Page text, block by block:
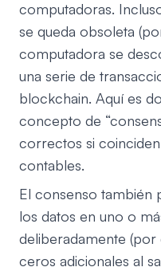
computadoras.
se queda obsoleta
computadora se
una serie de
blockchain. Aquí es
concepto de
correctos si
contables.
El consenso también
los datos en uno o
deliberadamente (por
ceros adicionales al